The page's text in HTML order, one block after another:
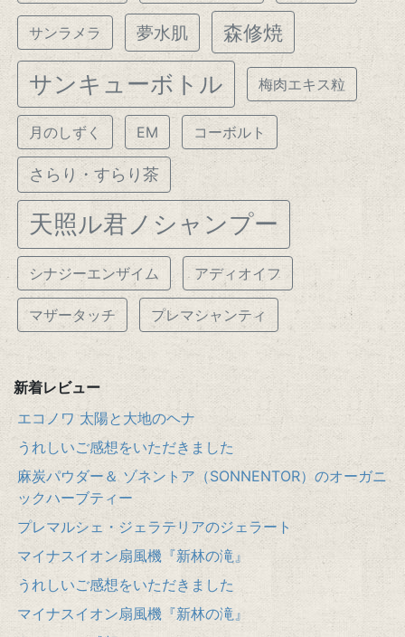
サンラメラ 夢水肌 森修焼
サンキューボトル 梅肉エキス粒
月のしずく EM コーボルト
さらり・すらり茶
天照ル君ノシャンプー
シナジーエンザイム アディオイフ
マザータッチ プレマシャンティ
新着レビュー
エコノワ 太陽と大地のヘナ
うれしいご感想をいただきました
麻炭パウダー＆ ゾネントア（SONNENTOR）のオーガニ
ックハーブティー
プレマルシェ・ジェラテリアのジェラート
マイナスイオン扇風機『新林の滝』
うれしいご感想をいただきました
マイナスイオン扇風機『新林の滝』